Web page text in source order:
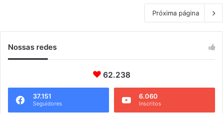
Próxima página
Nossas redes
62.238
37.151
Seguidores
6.060
Inscritos